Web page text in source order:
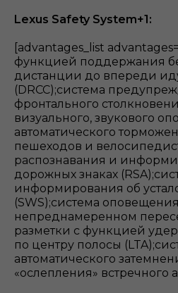
Lexus Safety System+1:
[advantages_list
функцией поддержания
дистанции до впереди
(DRCC);система
фронтального
визуального, звукового
автоматического
пешеходов и
распознавания и
дорожных знаках
информирования об
(SWS);система
непреднамеренном
разметки с функцией
по центру полосы
автоматического
«ослепления» встречного